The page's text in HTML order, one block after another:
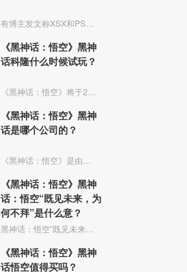
《黑神话：悟空》黑神
话科隆什么时候试玩？
《黑神话：悟空》黑神
话是哪个公司的？
《黑神话：悟空》黑神
话：悟空“既见未来，为
何不拜”是什么意？
《黑神话：悟空》黑神
话悟空值得买吗？